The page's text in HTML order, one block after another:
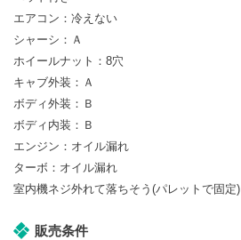
エアコン：冷えない
シャーシ：Ａ
ホイールナット：8穴
キャブ外装：Ａ
ボディ外装：Ｂ
ボディ内装：Ｂ
エンジン：オイル漏れ
ターボ：オイル漏れ
室内機ネジ外れて落ちそう(パレットで固定)
販売条件